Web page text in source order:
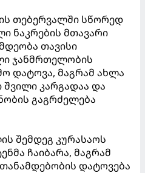
თებერვალში სწორედ
ნაკრების მთავარი
თავისი
ჯანმრთელობის
დატოვა, მაგრამ ახლა
კარგადაა და
გაგრძელება
შემდეგ კურასაოს
ჩაიბარა, მაგრამ
დატოვება